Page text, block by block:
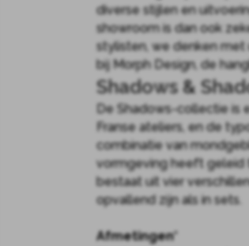
diverse stijlen en
showroom is dan ook
stylisten, we denken met
bij Morph Design, de
Shadows &
De Shadows-collectie
Franse ateliers, en de
combinatie van
vormgeving heeft geleid
bestaat uit vier
opvallend zijn als in sets.
Afmetingen*